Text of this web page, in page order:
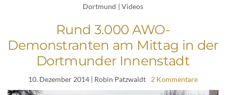
Dortmund | Videos
Rund 3.000 AWO-
Demonstranten am Mittag in der
Dortmunder Innenstadt
10. Dezember 2014 | Robin Patzwaldt 2 Kommentare